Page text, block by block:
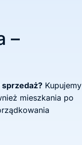
–
Kupujemy
mieszkania po